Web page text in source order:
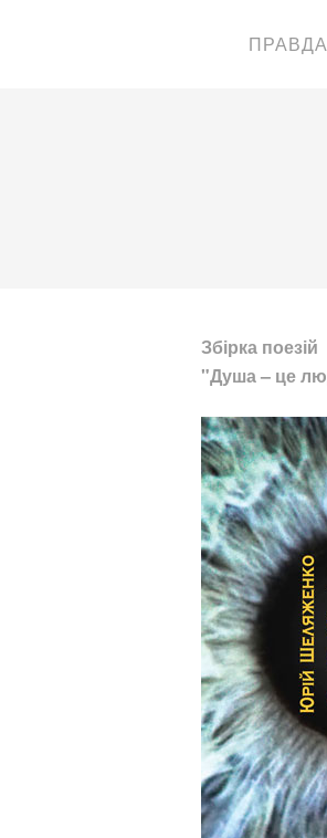
ПРАВДА
Збірка поезій
"Душа – це